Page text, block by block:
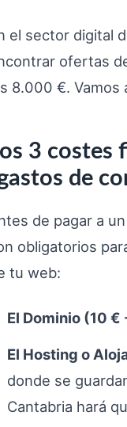
el sector digital
ofertas
8.000 €. Vamos
3 costes
de
de pagar a
obligatorios
tu web:
El Dominio (10
El Hosting o
donde se
Cantabria hará